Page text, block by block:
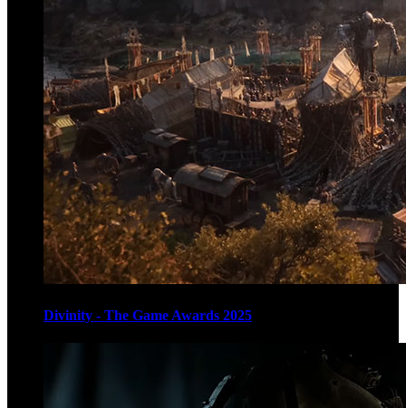
Divinity - The Game Awards 2025